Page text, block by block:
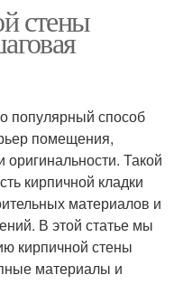
стены
популярный способ
помещения,
Такой
кирпичной кладки
материалов и
В этой статье мы
кирпичной стены
материалы и